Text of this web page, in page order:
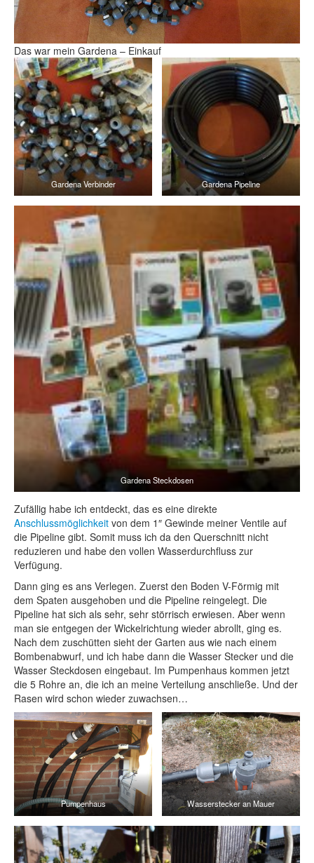
Das war mein Gardena – Einkauf
Gardena Verbinder Gardena Pipeline
Gardena Steckdosen
Zufällig habe ich entdeckt, das es eine direkte
Anschlussmöglichkeit von dem 1″ Gewinde meiner Ventile auf
die Pipeline gibt. Somit muss ich da den Querschnitt nicht
reduzieren und habe den vollen Wasserdurchfluss zur
Verfügung.
Dann ging es ans Verlegen. Zuerst den Boden V-Förmig mit
dem Spaten ausgehoben und die Pipeline reingelegt. Die
Pipeline hat sich als sehr, sehr störrisch erwiesen. Aber wenn
man sie entgegen der Wickelrichtung wieder abrollt, ging es.
Nach dem zuschütten sieht der Garten aus wie nach einem
Bombenabwurf, und ich habe dann die Wasser Stecker und die
Wasser Steckdosen eingebaut. Im Pumpenhaus kommen jetzt
die 5 Rohre an, die ich an meine Verteilung anschließe. Und der
Rasen wird schon wieder zuwachsen…
Pumpenhaus Wasserstecker an Mauer